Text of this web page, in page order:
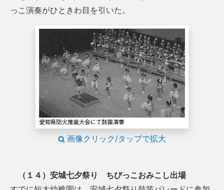
っこ演奏がひときわ目を引いた。
画像クリック/タップで拡大
（１４）安城七夕祭り ちびっこおみこし出場